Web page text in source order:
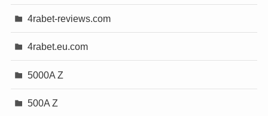
4rabet-reviews.com
4rabet.eu.com
5000A Z
500A Z